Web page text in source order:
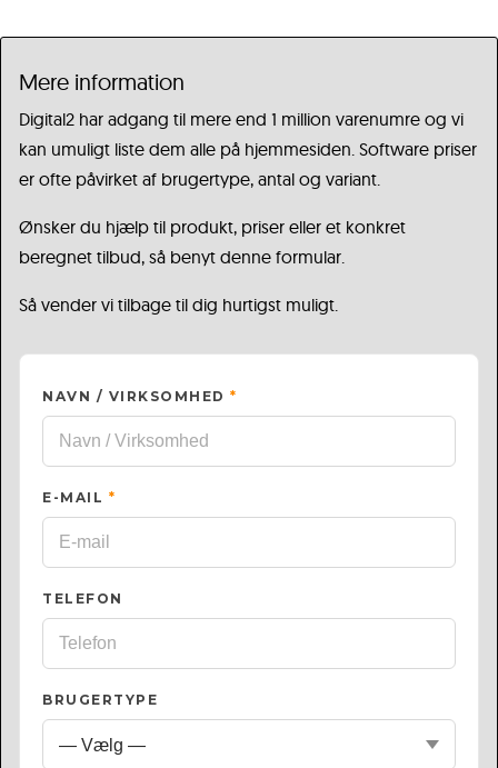
Mere information
Digital2 har adgang til mere end 1 million varenumre og vi
kan umuligt liste dem alle på hjemmesiden. Software priser
er ofte påvirket af brugertype, antal og variant.
Ønsker du hjælp til produkt, priser eller et konkret
beregnet tilbud, så benyt denne formular.
Så vender vi tilbage til dig hurtigst muligt.
NAVN / VIRKSOMHED *
E-MAIL *
TELEFON
BRUGERTYPE